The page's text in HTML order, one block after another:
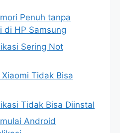
Penuh tanpa
di HP Samsung
Sering Not
Tidak Bisa
Tidak Bisa Diinstal
Android